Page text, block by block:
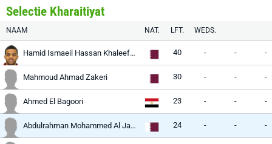
Selectie Kharaitiyat
NAAM NAT. LFT. WEDS.
Hamid Ismaeil Hassan Khaleefa Hamid 40 - - -
Mahmoud Ahmad Zakeri 30 - - -
Ahmed El Bagoori 23 - - -
Abdulrahman Mohammed Al Jassem 24 - - -